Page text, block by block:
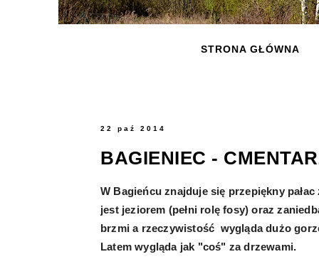
STRONA GŁÓWNA
22 paź 2014
BAGIENIEC -
W Bagieńcu znajduje się przepiękny
jest jeziorem (pełni rolę fosy) oraz
brzmi a rzeczywistość wygląda dużo
Latem wygląda jak "coś" za drzewami.